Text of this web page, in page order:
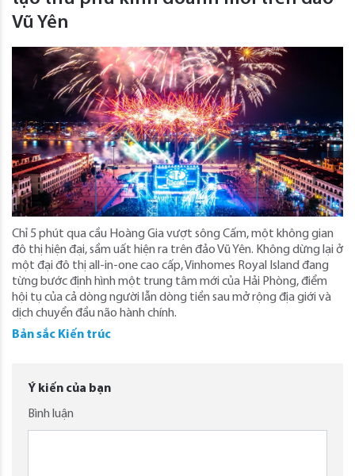
Vũ Yên
Chỉ 5 phút qua cầu Hoàng Gia vượt sông Cấm, một không gian
đô thị hiện đại, sầm uất hiện ra trên đảo Vũ Yên. Không dừng lại ở
một đại đô thị all-in-one cao cấp, Vinhomes Royal Island đang
từng bước định hình một trung tâm mới của Hải Phòng, điểm
hội tụ của cả dòng người lẫn dòng tiền sau mở rộng địa giới và
dịch chuyển đầu não hành chính.
Bản sắc Kiến trúc
Ý kiến của bạn
Bình luận